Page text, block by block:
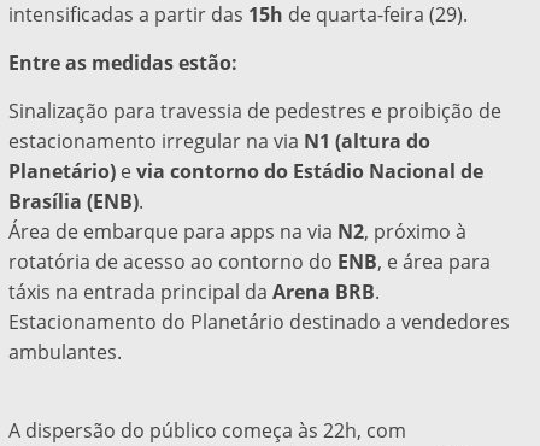
intensificadas a partir das 15h de quarta-feira (29).
Entre as medidas estão:
Sinalização para travessia de pedestres e proibição de
estacionamento irregular na via N1 (altura do
Planetário) e via contorno do Estádio Nacional de
Brasília (ENB).
Área de embarque para apps na via N2, próximo à
rotatória de acesso ao contorno do ENB, e área para
táxis na entrada principal da Arena BRB.
Estacionamento do Planetário destinado a vendedores
ambulantes.
A dispersão do público começa às 22h, com